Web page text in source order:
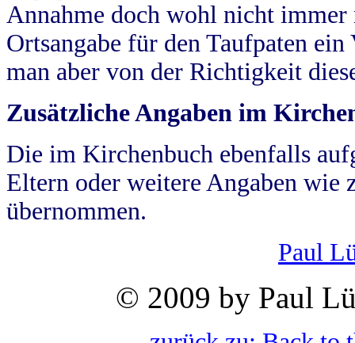
Annahme doch wohl nicht
Ortsangabe für den Taufpaten
man aber von der Richtigkeit
Zusätzliche Angaben im
Die im Kirchenbuch ebenfalls
Eltern oder weitere Angaben wie
übernommen.
Paul
© 2009 by Paul